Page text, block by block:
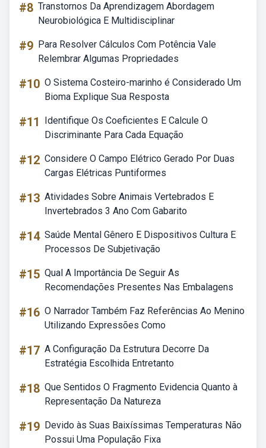
#8 Transtornos Da Aprendizagem Abordagem
Neurobiológica E Multidisciplinar
#9 Para Resolver Cálculos Com Potência Vale
Relembrar Algumas Propriedades
#10 O Sistema Costeiro-marinho é Considerado Um
Bioma Explique Sua Resposta
#11
Identifique Os Coeficientes E Calcule O
Discriminante Para Cada Equação
#12 Considere O Campo Elétrico Gerado Por Duas
Cargas Elétricas Puntiformes
#13 Atividades Sobre Animais Vertebrados E
Invertebrados 3 Ano Com Gabarito
#14 Saúde Mental Gênero E Dispositivos Cultura E
Processos De Subjetivação
#15 Qual A Importância De Seguir As
Recomendações Presentes Nas Embalagens
#16 O Narrador Também Faz Referências Ao Menino
Utilizando Expressões Como
#17 A Configuração Da Estrutura Decorre Da
Estratégia Escolhida Entretanto
#18 Que Sentidos O Fragmento Evidencia Quanto à
Representação Da Natureza
#19 Devido às Suas Baixíssimas Temperaturas Não
Possui Uma População Fixa